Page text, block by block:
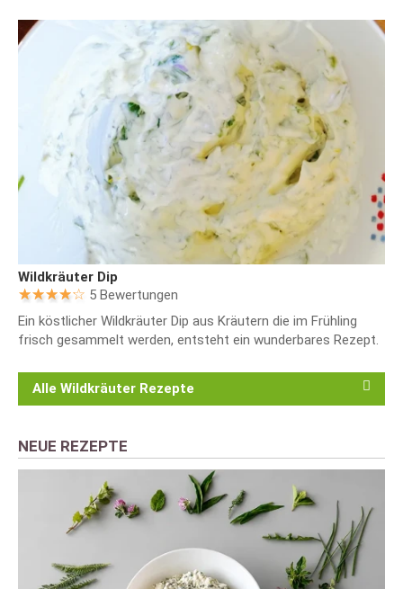
Wildkräuter Dip
5 Bewertungen
Ein köstlicher Wildkräuter Dip aus Kräutern die im Frühling
frisch gesammelt werden, entsteht ein wunderbares Rezept.
Alle Wildkräuter Rezepte
NEUE REZEPTE